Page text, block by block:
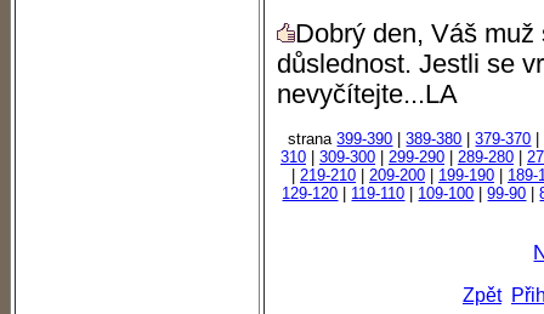
Dobrý den, Váš
důslednost. Jestli se
nevyčítejte...LA
strana399-390 |389-380 |379-370
310
309-300 299-290 289-280
219-210 209-200 199-190
189-
129-120
119-110 109-100 |99-90 |
Zpět